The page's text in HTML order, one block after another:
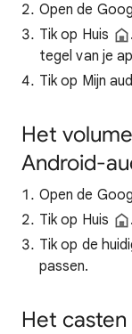
Open de
Tik op Huis
.
tegel van je
Tik op Mijn
Het
Android-
Open de
Tik op Huis
.
Tik op de
passen.
Het casten